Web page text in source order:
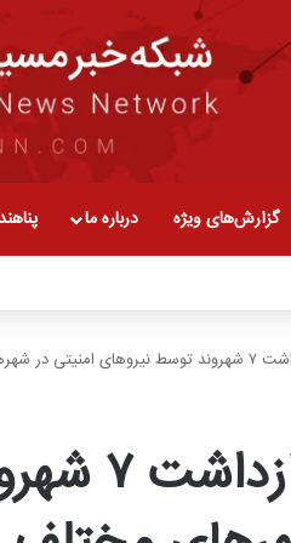
گزارش‌های ویژه درباره ما
مختلف
اعتراضات